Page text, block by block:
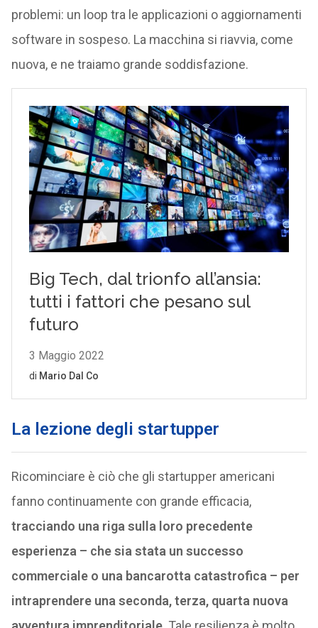
problemi: un loop tra le applicazioni o aggiornamenti
software in sospeso. La macchina si riavvia, come
nuova, e ne traiamo grande soddisfazione.
La lezione degli startupper
Ricominciare è ciò che gli startupper americani
fanno continuamente con grande efficacia,
tracciando una riga sulla loro precedente
esperienza – che sia stata un successo
commerciale o una bancarotta catastrofica – per
intraprendere una seconda, terza, quarta nuova